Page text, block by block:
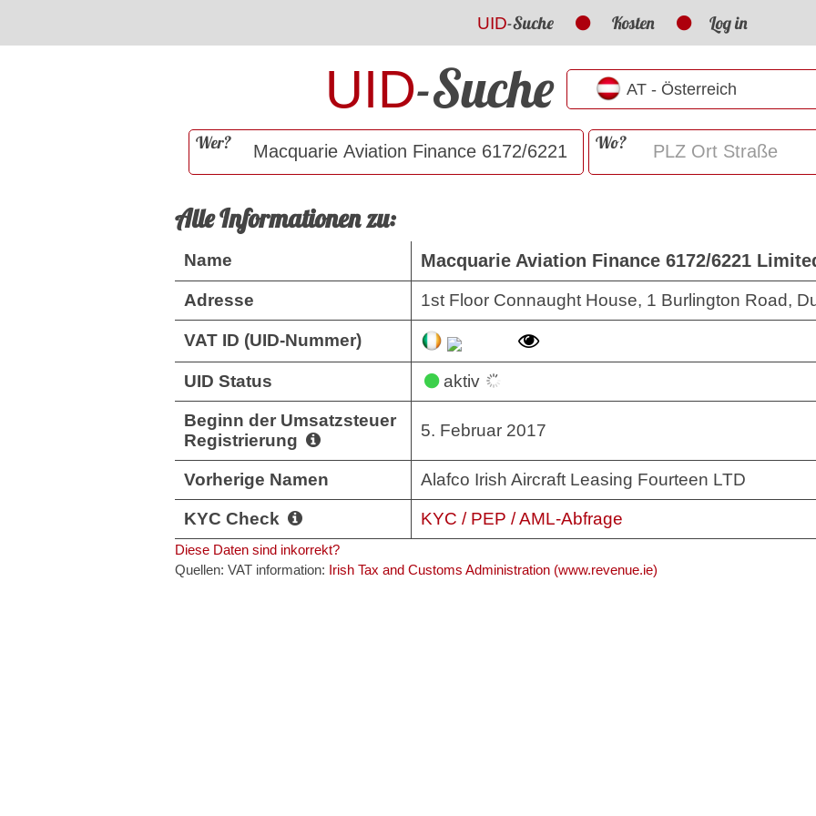
UID-Suche Kosten Log in
UID-Suche
Wer? Wo?
Alle Informationen zu:
Name Macquarie Aviation Finance 6172/6221
Adresse 1st Floor Connaught House, 1 Burlington Road,
VAT ID (UID-Nummer)
UID Status aktiv
Beginn der Umsatzsteuer
Registrierung
5. Februar 2017
Vorherige Namen Alafco Irish Aircraft Leasing Fourteen LTD
KYC Check KYC / PEP / AML-Abfrage
Diese Daten sind inkorrekt?
Quellen: VAT information: Irish Tax and Customs Administration (www.revenue.ie)